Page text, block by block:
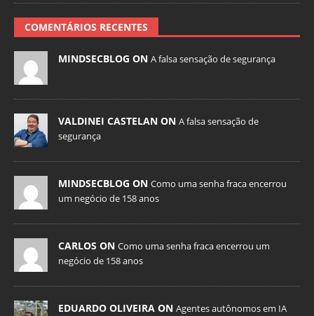
COMENTÁRIOS RECENTES
MINDSECBLOG ON A falsa sensação de segurança
VALDINEI CASTELAN ON A falsa sensação de
segurança
MINDSECBLOG ON Como uma senha fraca encerrou
um negócio de 158 anos
CARLOS ON Como uma senha fraca encerrou um
negócio de 158 anos
EDUARDO OLIVEIRA ON Agentes autônomos em IA